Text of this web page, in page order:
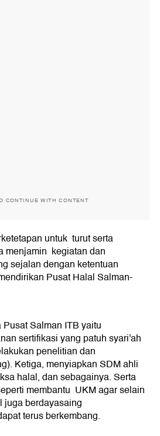
CONTINUE WITH CONTENT
untuk turut serta
menjamin kegiatan dan
sejalan dengan ketentuan
Pusat Halal Salman-
Salman ITB yaitu
sertifikasi yang patuh syari'ah
penelitian dan
Ketiga, menyiapkan SDM ahli
halal, dan sebagainya. Serta
membantu UKM agar selain
juga berdayasaing
terus berkembang.